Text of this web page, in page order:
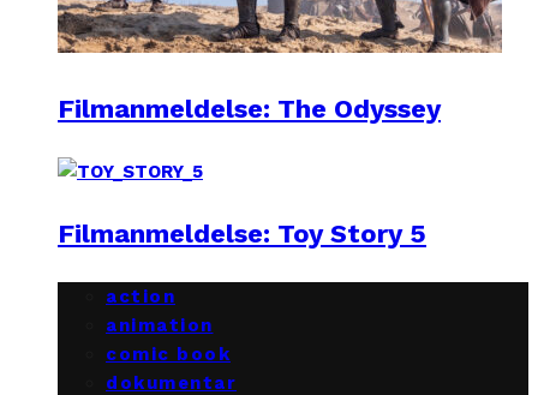
Filmanmeldelse: The Odyssey
Filmanmeldelse: Toy Story 5
action
animation
comic book
dokumentar